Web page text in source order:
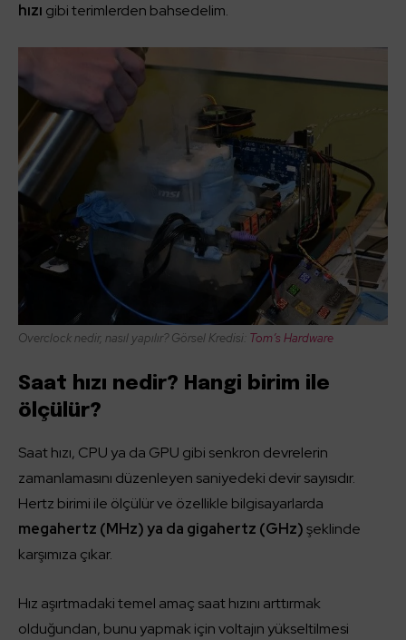
hızı gibi terimlerden bahsedelim.
Overclock nedir, nasıl yapılır? Görsel Kredisi: Tom’s Hardware
Saat hızı nedir? Hangi birim ile
ölçülür?
Saat hızı, CPU ya da GPU gibi senkron devrelerin
zamanlamasını düzenleyen saniyedeki devir sayısıdır.
Hertz birimi ile ölçülür ve özellikle bilgisayarlarda
megahertz (MHz) ya da gigahertz (GHz)şeklinde
karşımıza çıkar.
Hız aşırtmadaki temel amaç saat hızını arttırmak
olduğundan, bunu yapmak için voltajın yükseltilmesi